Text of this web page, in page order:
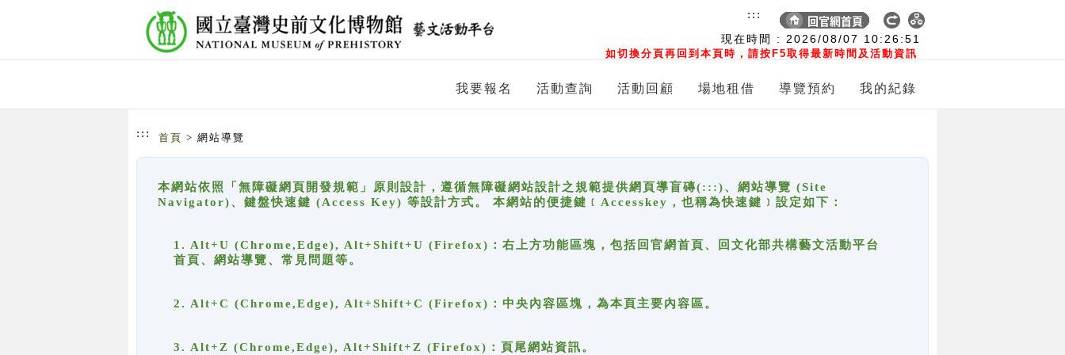
現在時間 : 2026/08/07 10:26:51
如切換分頁再回到本頁時，請按F5取得最新時間及活動資訊
:::
我要報名 活動查詢 活動回顧 場地租借 導覽預約 我的紀錄
::: 首頁 > 網站導覽
本網站依照「無障礙網頁開發規範」原則設計，遵循無障礙網站設計之規範提供網頁導盲磚(:::)、網站導覽 (Site
Navigator)、鍵盤快速鍵 (Access Key) 等設計方式。 本網站的便捷鍵﹝Accesskey，也稱為快速鍵﹞設定如下：
1. Alt+U (Chrome,Edge), Alt+Shift+U (Firefox)：右上方功能區塊，包括回官網首頁、回文化部共構藝文活動平台
首頁、網站導覽、常見問題等。
2. Alt+C (Chrome,Edge), Alt+Shift+C (Firefox)：中央內容區塊，為本頁主要內容區。
3. Alt+Z (Chrome,Edge), Alt+Shift+Z (Firefox)：頁尾網站資訊。